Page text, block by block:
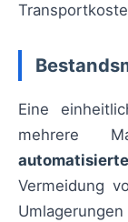
Eine
mehrere
automatisierte
Vermeidung